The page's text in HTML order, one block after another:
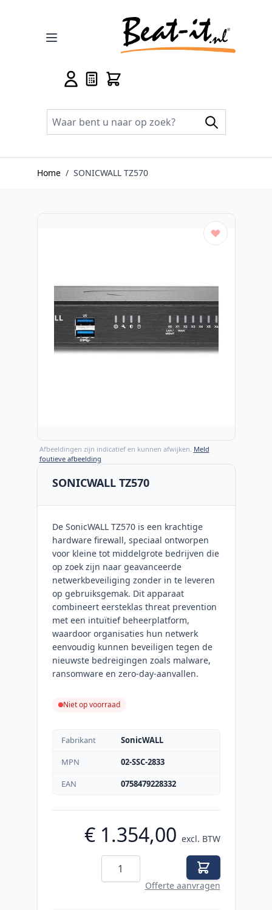
Home / SONICWALL TZ570
Afbeeldingen zijn indicatief en kunnen afwijken. Meld
foutieve afbeelding
SONICWALL TZ570
De SonicWALL TZ570 is een krachtige
hardware firewall, speciaal ontworpen
voor kleine tot middelgrote bedrijven die
op zoek zijn naar geavanceerde
netwerkbeveiliging zonder in te leveren
op gebruiksgemak. Dit apparaat
combineert eersteklas threat prevention
met een intuïtief beheerplatform,
waardoor organisaties hun netwerk
eenvoudig kunnen beveiligen tegen de
nieuwste bedreigingen zoals malware,
ransomware en zero-day-aanvallen.
Niet op voorraad
Fabrikant
SonicWALL
MPN
02-SSC-2833
EAN
0758479228332
€ 1.354,00 excl. BTW
Aantal
Offerte aanvragen